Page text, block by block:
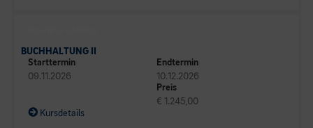
BUCHHALTUNG II
Starttermin
09.11.2026
Endtermin
10.12.2026
Preis
€ 1.245,00
Kursdetails